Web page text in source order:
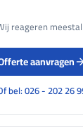
reageren
aanvragen
bel: 026 - 202 26